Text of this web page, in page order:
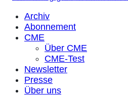
Archiv
Abonnement
CME
Über CME
CME-Test
Newsletter
Presse
Über uns